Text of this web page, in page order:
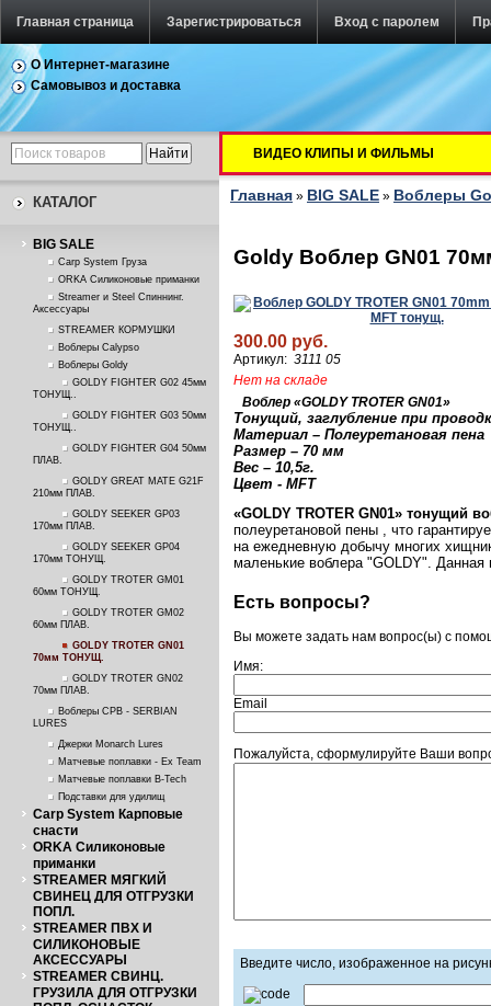
Главная страница Зарегистрироваться Вход с паролем
О Интернет-магазине
Самовывоз и доставка
КАТАЛОГ
BIG SALE
Carp System Груза
ORKA Силиконовые приманки
Streamer и Steel Спиннинг.
Аксессуары
STREAMER КОРМУШКИ
Воблеры Calypso
Воблеры Goldy
GOLDY FIGHTER G02 45мм
ТОНУЩ..
GOLDY FIGHTER G03 50мм
ТОНУЩ..
GOLDY FIGHTER G04 50мм
ПЛАВ.
GOLDY GREAT MATE G21F
210мм ПЛАВ.
GOLDY SEEKER GP03
170мм ПЛАВ.
GOLDY SEEKER GP04
170мм ТОНУЩ.
GOLDY TROTER GM01
60мм ТОНУЩ.
GOLDY TROTER GM02
60мм ПЛАВ.
GOLDY TROTER GN01
70мм ТОНУЩ.
GOLDY TROTER GN02
70мм ПЛАВ.
Воблеры СРВ - SERBIAN
LURES
Джерки Monarch Lures
Матчевые поплавки - Ex Team
Матчевые поплавки B-Tech
Подставки для удилищ
Carp System Карповые
снасти
ORKA Силиконовые
приманки
STREAMER МЯГКИЙ
СВИНЕЦ ДЛЯ ОТГРУЗКИ
ПОПЛ.
STREAMER ПВХ И
СИЛИКОНОВЫЕ
АКСЕССУАРЫ
STREAMER СВИНЦ.
ГРУЗИЛА ДЛЯ ОТГРУЗКИ
ВИДЕО КЛИПЫ И ФИЛЬМЫ
Главная » BIG SALE » Воблеры
Goldy Воблер GN01
300.00 руб.
Артикул: 3111 05
Нет на складе
Воблер «GOLDYTROTER GN01»
Тонущий, заглубление при
Материал – Полеуретановая пена
Размер – 70 мм
Вес – 10,5г.
Цвет - MFT
«GOLDY TROTER GN01» тонущий
полеуретановой пены , что
на ежедневную добычу многих
маленькие воблера "GOLDY".
Есть вопросы?
Вы можете задать нам вопрос(ы) с
Имя:
Email
Пожалуйста, сформулируйте Ваши
Введите число, изображенное на